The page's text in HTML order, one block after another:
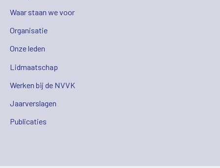
Waar staan we voor
Organisatie
Onze leden
Lidmaatschap
Werken bij de NVVK
Jaarverslagen
Publicaties